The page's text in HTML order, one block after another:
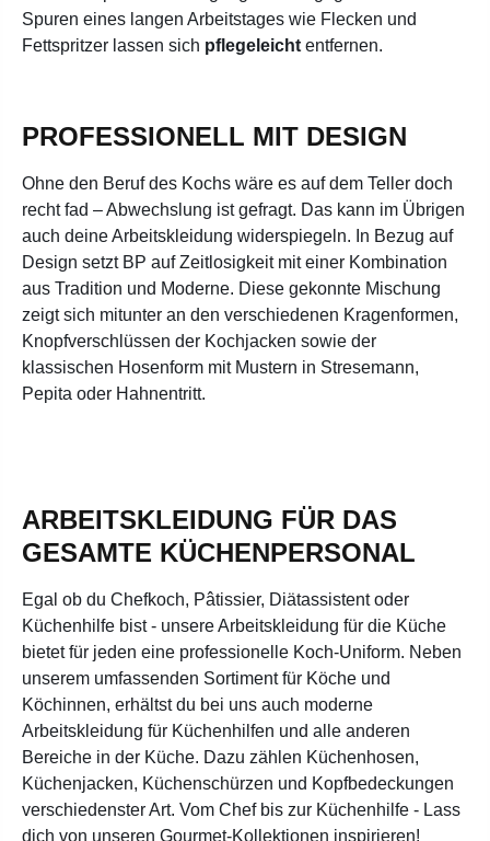
Spuren eines langen Arbeitstages wie Flecken und
Fettspritzer lassen sich pflegeleicht entfernen.
PROFESSIONELL MIT DESIGN
Ohne den Beruf des Kochs wäre es auf dem Teller doch
recht fad – Abwechslung ist gefragt. Das kann im Übrigen
auch deine Arbeitskleidung widerspiegeln. In Bezug auf
Design setzt BP auf Zeitlosigkeit mit einer Kombination
aus Tradition und Moderne. Diese gekonnte Mischung
zeigt sich mitunter an den verschiedenen Kragenformen,
Knopfverschlüssen der Kochjacken sowie der
klassischen Hosenform mit Mustern in Stresemann,
Pepita oder Hahnentritt.
ARBEITSKLEIDUNG FÜR DAS
GESAMTE KÜCHENPERSONAL
Egal ob du Chefkoch, Pâtissier, Diätassistent oder
Küchenhilfe bist - unsere Arbeitskleidung für die Küche
bietet für jeden eine professionelle Koch-Uniform. Neben
unserem umfassenden Sortiment für Köche und
Köchinnen, erhältst du bei uns auch moderne
Arbeitskleidung für Küchenhilfen und alle anderen
Bereiche in der Küche. Dazu zählen Küchenhosen,
Küchenjacken, Küchenschürzen und Kopfbedeckungen
verschiedenster Art. Vom Chef bis zur Küchenhilfe - Lass
dich von unseren Gourmet-Kollektionen inspirieren!